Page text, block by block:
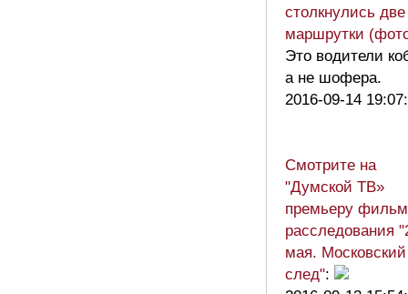
столкнулись две
маршрутки
Это водители
а не шофера.
2016-09-14
Смотрите на
"Думской ТВ»
премьеру
расследования
мая. Московский
след":